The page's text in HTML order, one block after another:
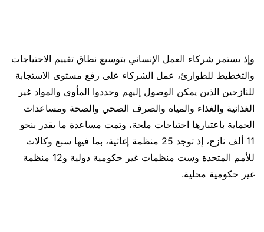
وإذ يستمر شركاء العمل الإنساني بتوسيع نطاق تقييم الاحتياجات
والتخطيط للطوارئ، عمل الشركاء على رفع مستوى الاستجابة
للنازحين الذين يمكن الوصول إليهم وحددوا المأوى والمواد غير
الغذائية والغذاء والمياه والصرف الصحي والصحة ومساعدات
الحماية باعتبارها احتياجات ملحة، وتمت مساعدة ما يقدر بنحو
11 ألف نازح، إذ توجد 25 منظمة إغاثية، بما فيها سبع وكالات
للأمم المتحدة وست منظمات غير حكومية دولية و12 منظمة
غير حكومية محلية.